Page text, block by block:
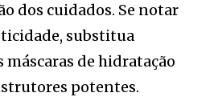
dos cuidados. Se notar
substitua
de hidratação
potentes.